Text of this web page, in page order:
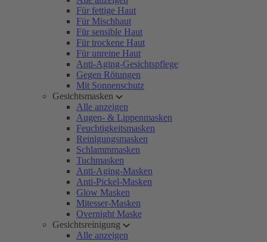
Für fettige Haut
Für Mischhaut
Für sensible Haut
Für trockene Haut
Für unreine Haut
Anti-Aging-Gesichtspflege
Gegen Rötungen
Mit Sonnenschutz
Gesichtsmasken
Alle anzeigen
Augen- & Lippenmasken
Feuchtigkeitsmasken
Reinigungsmasken
Schlammmasken
Tuchmasken
Anti-Aging-Masken
Anti-Pickel-Masken
Glow Masken
Mitesser-Masken
Overnight Maske
Gesichtsreinigung
Alle anzeigen